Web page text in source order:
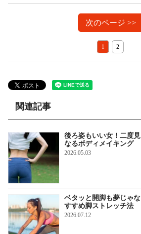
次のページ >>
1 2
関連記事
後ろ姿もいい女！二度
なるボディメイキング
2026.05.03
ベタッと開脚も夢じゃ
すすめ脚ストレッチ法
2026.07.12